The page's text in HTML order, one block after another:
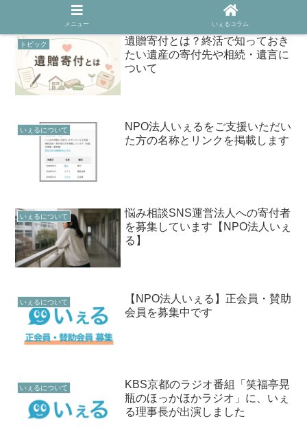
トピック
遺贈寄付とは？終活で知っておき
たい遺産の寄付先や相続・遺言に
ついて
いぇるについて
NPO法人いぇるをご支援いただい
た方の名称とリンクを掲載します
いぇるについて
悩み相談SNS運営法人への寄付者
を募集しています【NPO法人いぇ
る】
いぇるについて
【NPO法人いぇる】正会員・賛助
会員を募集中です
いぇるについて
KBS京都のラジオ番組「笑福亭晃
瓶のほっかほかラジオ」に、いぇ
る理事長が出演しました
メニュー いぇるコラム